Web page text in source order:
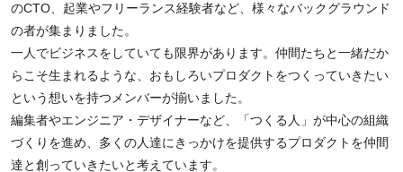
のCTO、起業やフリーランス経験者など、様々なバックグラウンド
の者が集まりました。
一人でビジネスをしていても限界があります。仲間たちと一緒だか
らこそ生まれるような、おもしろいプロダクトをつくっていきたい
という想いを持つメンバーが揃いました。
編集者やエンジニア・デザイナーなど、「つくる人」が中心の組織
づくりを進め、多くの人達にきっかけを提供するプロダクトを仲間
達と創っていきたいと考えています。